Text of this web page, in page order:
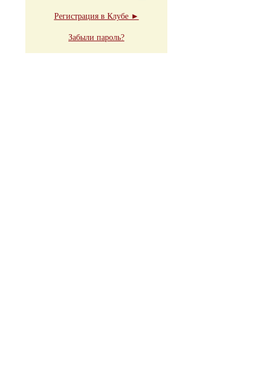
Регистрация в Клубе ►
Забыли пароль?